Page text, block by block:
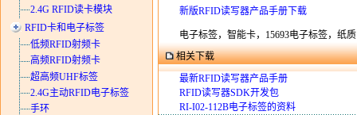
2.4G RFID读卡模块
RFID卡和电子标签
低频RFID射频卡
高频RFID射频卡
超高频UHF标签
2.4G主动RFID电子标签
手环
新版RFID读写器产品手册下载
电子标签，智能卡，15693电子标签，纸
相关下载
最新RFID读写器产品手册
RFID读写器SDK开发包
RI-I02-112B电子标签的资料